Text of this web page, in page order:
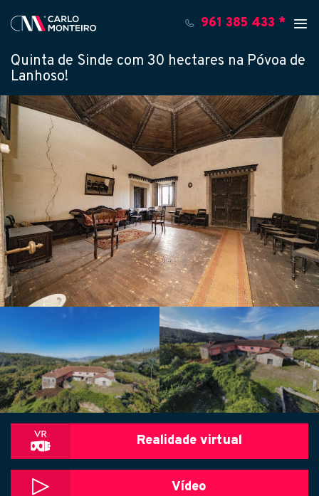
961 385 433 *
Quinta de Sinde com 30 hectares na Póvoa de
Lanhoso!
Realidade virtual
Vídeo